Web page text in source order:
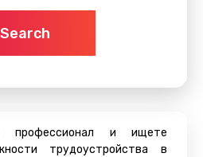
Search
профессионал и ищете
трудоустройства в